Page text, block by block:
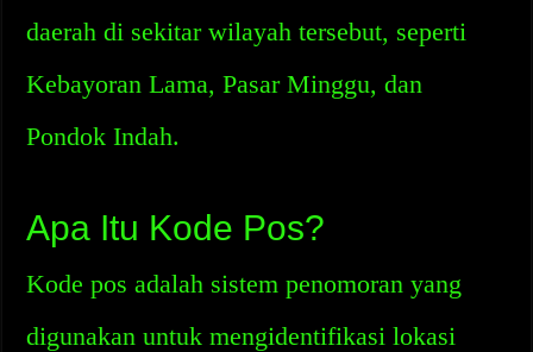
daerah di sekitar wilayah tersebut, seperti
Kebayoran Lama, Pasar Minggu, dan
Pondok Indah.
Apa Itu Kode Pos?
Kode pos adalah sistem penomoran yang
digunakan untuk mengidentifikasi lokasi